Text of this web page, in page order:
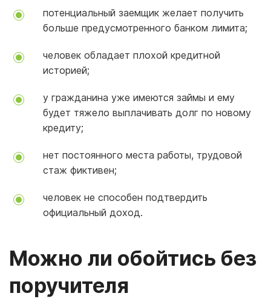
потенциальный заемщик желает получить
больше предусмотренного банком лимита;
человек обладает плохой кредитной
историей;
у гражданина уже имеются займы и ему
будет тяжело выплачивать долг по новому
кредиту;
нет постоянного места работы, трудовой
стаж фиктивен;
человек не способен подтвердить
официальный доход.
Можно ли обойтись без
поручителя